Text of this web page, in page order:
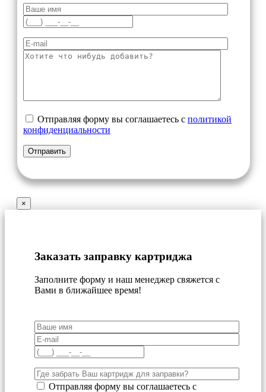
Отправляя форму вы соглашаетесь с политикой
конфиденциальности
×
Заказать заправку картриджа
Заполните форму и наш менеджер свяжется с
Вами в ближайшее время!
Отправляя форму вы соглашаетесь с